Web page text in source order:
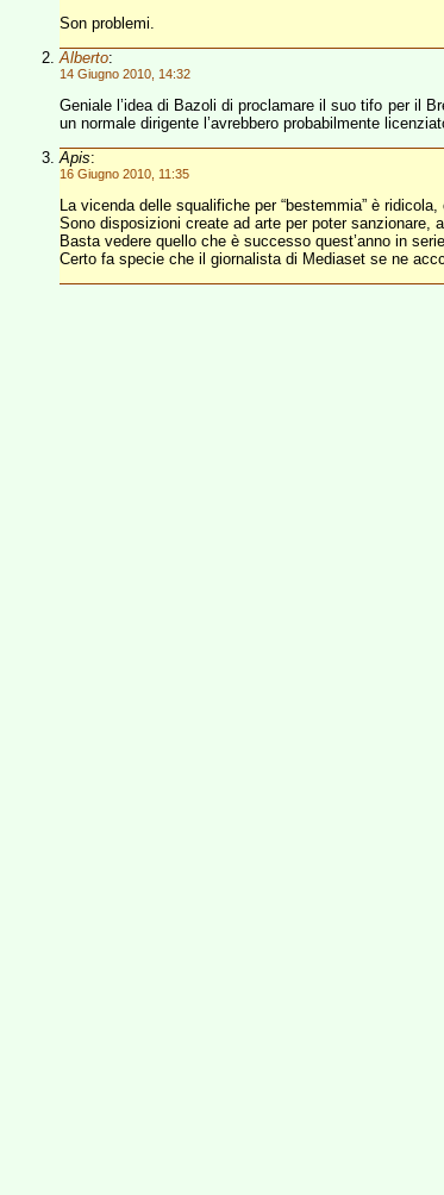
Son problemi.
Alberto:
14 Giugno 2010, 14:32
Geniale l’idea di Bazoli di proclamare il suo tifo per il
un normale dirigente l’avrebbero probabilmente
Apis:
16 Giugno 2010, 11:35
La vicenda delle squalifiche per “bestemmia” è
Sono disposizioni create ad arte per poter sanzionare,
Basta vedere quello che è successo quest’anno in
Certo fa specie che il giornalista di Mediaset se ne